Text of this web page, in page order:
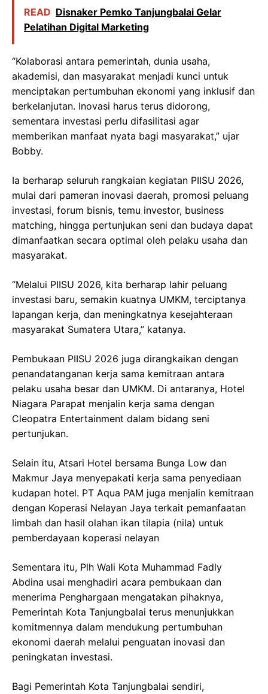
READ Disnaker Pemko Tanjungbalai Gelar
Pelatihan Digital Marketing
“Kolaborasi antara pemerintah, dunia usaha,
akademisi, dan masyarakat menjadi kunci untuk
menciptakan pertumbuhan ekonomi yang inklusif dan
berkelanjutan. Inovasi harus terus didorong,
sementara investasi perlu difasilitasi agar
memberikan manfaat nyata bagi masyarakat,” ujar
Bobby.
Ia berharap seluruh rangkaian kegiatan PIISU 2026,
mulai dari pameran inovasi daerah, promosi peluang
investasi, forum bisnis, temu investor, business
matching, hingga pertunjukan seni dan budaya dapat
dimanfaatkan secara optimal oleh pelaku usaha dan
masyarakat.
“Melalui PIISU 2026, kita berharap lahir peluang
investasi baru, semakin kuatnya UMKM, terciptanya
lapangan kerja, dan meningkatnya kesejahteraan
masyarakat Sumatera Utara,” katanya.
Pembukaan PIISU 2026 juga dirangkaikan dengan
penandatanganan kerja sama kemitraan antara
pelaku usaha besar dan UMKM. Di antaranya, Hotel
Niagara Parapat menjalin kerja sama dengan
Cleopatra Entertainment dalam bidang seni
pertunjukan.
Selain itu, Atsari Hotel bersama Bunga Low dan
Makmur Jaya menyepakati kerja sama penyediaan
kudapan hotel. PT Aqua PAM juga menjalin kemitraan
dengan Koperasi Nelayan Jaya terkait pemanfaatan
limbah dan hasil olahan ikan tilapia (nila) untuk
pemberdayaan koperasi nelayan
Sementara itu, Plh Wali Kota Muhammad Fadly
Abdina usai menghadiri acara pembukaan dan
menerima Penghargaan mengatakan pihaknya,
Pemerintah Kota Tanjungbalai terus menunjukkan
komitmennya dalam mendukung pertumbuhan
ekonomi daerah melalui penguatan inovasi dan
peningkatan investasi.
Bagi Pemerintah Kota Tanjungbalai sendiri,